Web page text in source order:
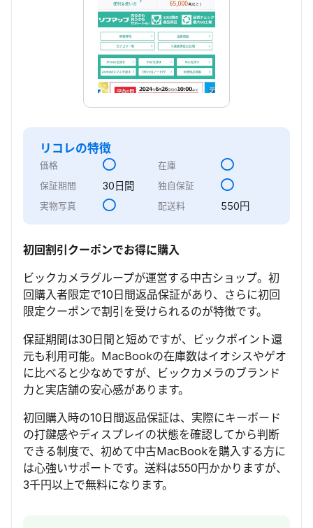
リコレの特徴
価格
在庫
保証期間
30日間
独自保証
実物写真
配送料 550円
初回割引クーポンでお得に購入
ビックカメラグループが運営する中古ショップ。初
回購入者限定で10日間返品保証があり、さらに初回
限定クーポンで割引を受けられるのが特徴です。
保証期間は30日間と短めですが、ビックポイント還
元も利用可能。MacBookの在庫数はイオシスやゲオ
に比べると少なめですが、ビックカメラのブランド
力と実店舗の安心感があります。
初回購入時の10日間返品保証は、実際にキーボード
の打鍵感やディスプレイの状態を確認してから判断
できる制度で、初めて中古MacBookを購入する方に
は心強いサポートです。送料は550円かかりますが、
3千円以上で無料になります。